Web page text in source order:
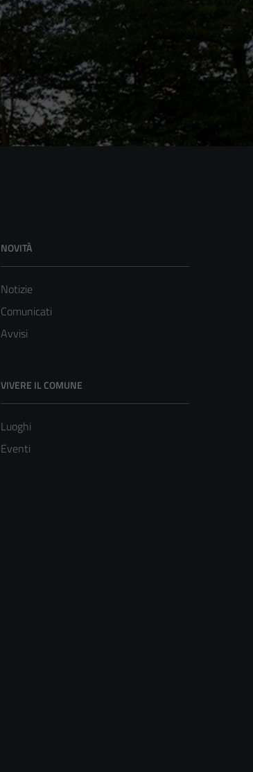
NOVITÀ
Notizie
Comunicati
Avvisi
VIVERE IL COMUNE
Luoghi
Eventi